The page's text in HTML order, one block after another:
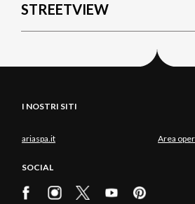
STREETVIEW
I NOSTRI SITI
ariaspa.it Area
SOCIAL